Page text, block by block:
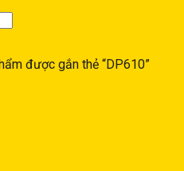
được gắn thẻ “DP610”